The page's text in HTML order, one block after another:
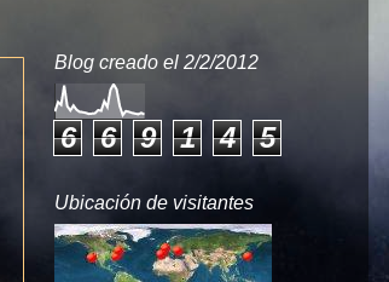
Blog creado el 2/2/2012
6 6 9 1 4 5
Ubicación de visitantes